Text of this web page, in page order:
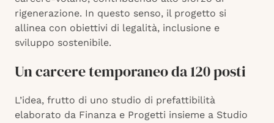
rigenerazione. In questo senso, il progetto si
allinea con obiettivi di legalità, inclusione e
sviluppo sostenibile.
Un carcere temporaneo da 120 posti
L’idea, frutto di uno studio di prefattibilità
elaborato da Finanza e Progetti insieme a Studio